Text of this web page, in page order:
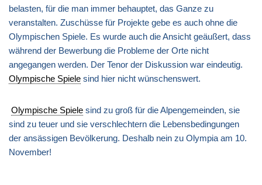
belasten, für die man immer behauptet, das Ganze zu
veranstalten. Zuschüsse für Projekte gebe es auch ohne die
Olympischen Spiele. Es wurde auch die Ansicht geäußert, dass
während der Bewerbung die Probleme der Orte nicht
angegangen werden. Der Tenor der Diskussion war eindeutig.
Olympische Spiele sind hier nicht wünschenswert.
Olympische Spiele sind zu groß für die Alpengemeinden, sie
sind zu teuer und sie verschlechtern die Lebensbedingungen
der ansässigen Bevölkerung. Deshalb nein zu Olympia am 10.
November!